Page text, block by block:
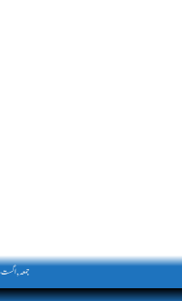
جمعہ, اگست ۷, ۲۰۲۶